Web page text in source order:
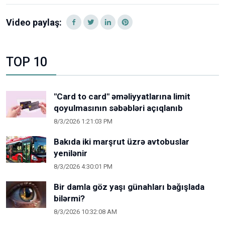
Video paylaş:
TOP 10
"Card to card" əməliyyatlarına limit
qoyulmasının səbəbləri açıqlanıb
8/3/2026 1:21:03 PM
Bakıda iki marşrut üzrə avtobuslar
yenilənir
8/3/2026 4:30:01 PM
Bir damla göz yaşı günahları bağışlada
bilərmi?
8/3/2026 10:32:08 AM